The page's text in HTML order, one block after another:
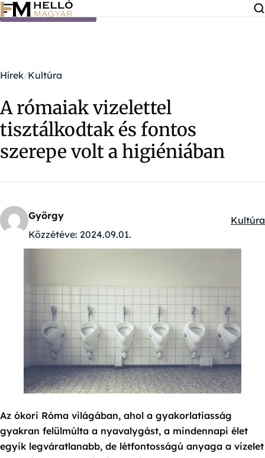
Ugrás a tartalomra
Hírek Kultúra
A rómaiak vizelettel
tisztálkodtak és fontos
szerepe volt a higiéniában
György
Közzétéve: 2024.09.01.
Kultúra
Az ókori Róma világában, ahol a gyakorlatiasság
gyakran felülmúlta a nyavalygást, a mindennapi élet
egyik legváratlanabb, de létfontosságú anyaga a vizelet